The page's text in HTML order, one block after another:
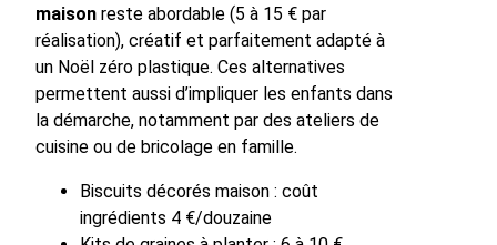
maison reste abordable (5 à 15 € par
réalisation), créatif et parfaitement adapté à
un Noël zéro plastique. Ces alternatives
permettent aussi d’impliquer les enfants dans
la démarche, notamment par des ateliers de
cuisine ou de bricolage en famille.
Biscuits décorés maison : coût
ingrédients 4 €/douzaine